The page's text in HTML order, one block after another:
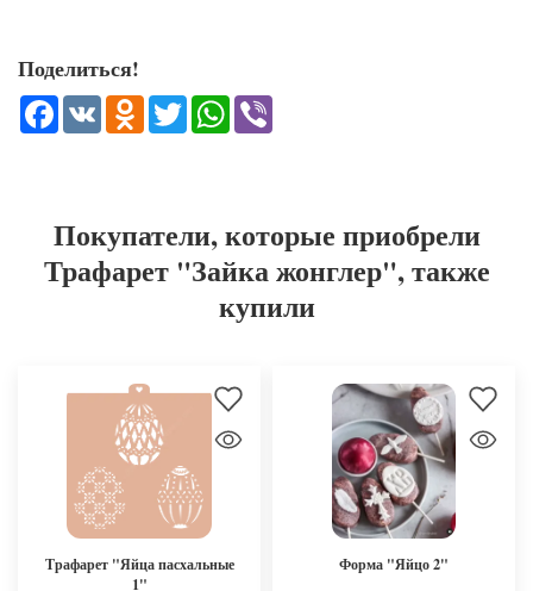
Поделиться!
Facebook
VK Odnoklassniki
TwitterWhatsApp
Покупатели, которые приобрели
Трафарет "Зайка жонглер", также
купили
Трафарет "Яйца пасхальные
1"
Форма "Яйцо 2"